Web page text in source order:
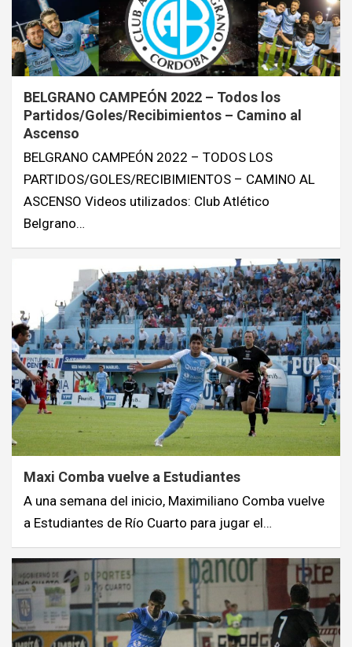
BELGRANO CAMPEÓN 2022 – Todos los
Partidos/Goles/Recibimientos – Camino al
Ascenso
BELGRANO CAMPEÓN 2022 – TODOS LOS
PARTIDOS/GOLES/RECIBIMIENTOS – CAMINO AL
ASCENSO Videos utilizados: Club Atlético
Belgrano…
Maxi Comba vuelve a Estudiantes
A una semana del inicio, Maximiliano Comba vuelve
a Estudiantes de Río Cuarto para jugar el…